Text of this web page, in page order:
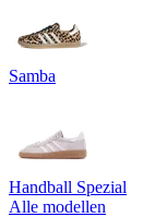
Samba
Handball Spezial
Alle modellen